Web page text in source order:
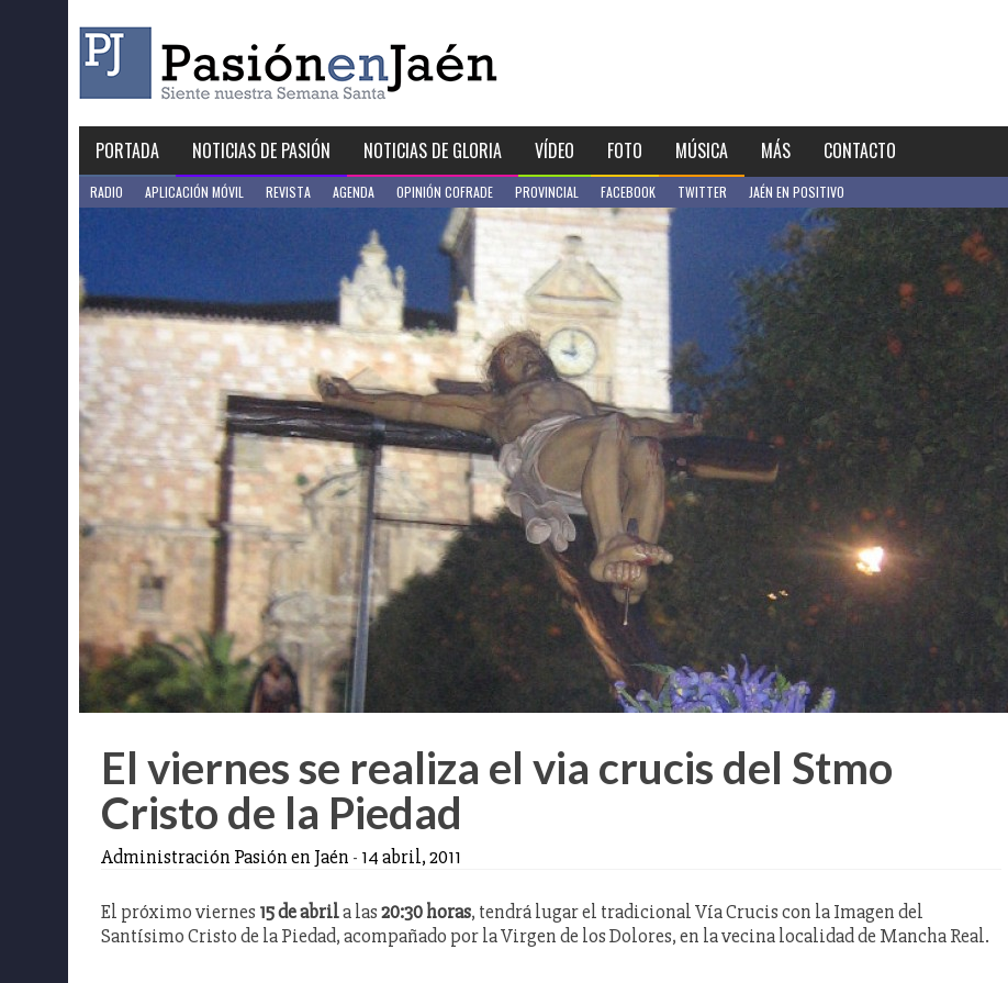
PORTADA NOTICIAS DE PASIÓN NOTICIAS DE GLORIA VÍDEO FOTO MÚSICA MÁS CONTACTO
RADIO APLICACIÓN MÓVIL REVISTA AGENDA OPINIÓN COFRADE PROVINCIAL FACEBOOK TWITTER JAÉN EN POSITIVO
El viernes se realiza el via crucis del Stmo
Cristo de la Piedad
Administración Pasión en Jaén - 14 abril, 2011
El próximo viernes 15 de abrila las20:30 horas, tendrá lugar el tradicional Vía Crucis con la Imagen del
Santísimo Cristo de la Piedad, acompañado por la Virgen de los Dolores, en la vecina localidad de Mancha Real.